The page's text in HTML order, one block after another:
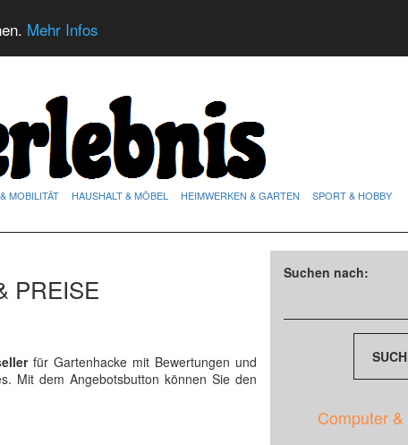
Mehr Infos
MOBILITÄT HAUSHALT & MÖBEL HEIMWERKEN & GARTEN SPORT & HOBBY
PREISE
für Gartenhacke mit Bewertungen und
Mit dem Angebotsbutton können Sie den
Suchen nach:
Computer